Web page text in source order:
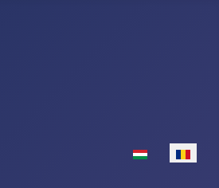
Select your